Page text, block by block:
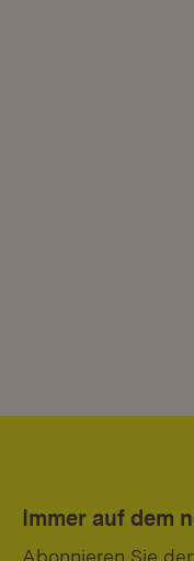
Immer auf dem
Abonnieren Sie